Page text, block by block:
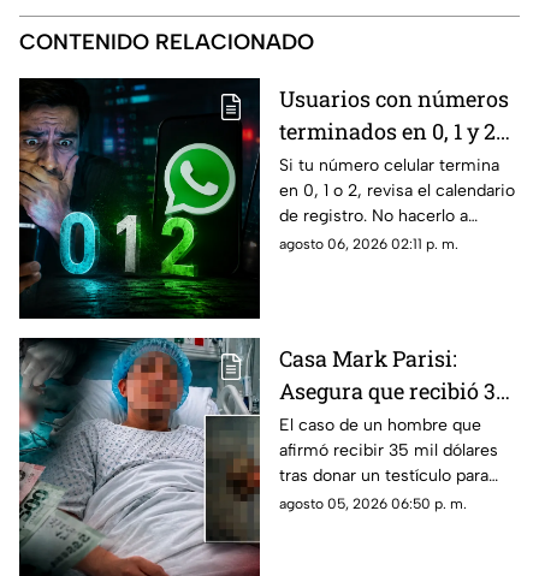
CONTENIDO RELACIONADO
Usuarios con números
terminados en 0, 1 y 2
podrían quedarse sin
línea este mes; conoce
cómo evitarlo
Si tu número celular termina
en 0, 1 o 2, revisa el calendario
de registro. No hacerlo a
tiempo podría provocar la
agosto 06, 2026 02:11 p. m.
Casa Mark Parisi:
Asegura que recibió 35
mil dólares por donar
un t3stícul0
El caso de un hombre que
afirmó recibir 35 mil dólares
tras donar un testículo para
investigación científica volvió
agosto 05, 2026 06:50 p. m.